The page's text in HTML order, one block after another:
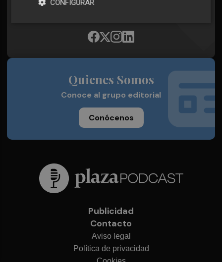
Quienes Somos
Conoce al grupo editorial
Conócenos
Publicidad
Contacto
Aviso legal
Política de privacidad
Cookies
CONFIGURAR